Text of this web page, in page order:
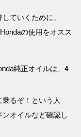
ていくために、
の使用をオスス
純正オイルは、 4
るぞ！という人
オイルなど確認し